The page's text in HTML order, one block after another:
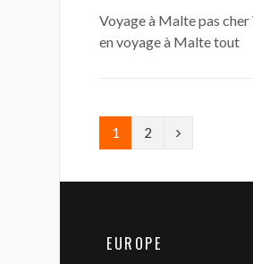
Voyage à Malte pas
en voyage à Malte tout
1 2
N
EUROPE